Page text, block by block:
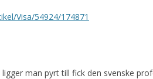
Visa/54924/174871
man pyrt till fick den svenske